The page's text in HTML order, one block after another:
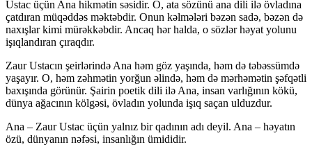
Ustac üçün Ana hikmətin səsidir. O, ata sözünü ana dili ilə övladına
çatdıran müqəddəs məktəbdir. Onun kəlmələri bəzən sadə, bəzən də
naxışlar kimi mürəkkəbdir. Ancaq hər halda, o sözlər həyat yolunu
işıqlandıran çıraqdır.
Zaur Ustacın şeirlərində Ana həm göz yaşında, həm də təbəssümdə
yaşayır. O, həm zəhmətin yorğun əlində, həm də mərhəmətin şəfqətli
baxışında görünür. Şairin poetik dili ilə Ana, insan varlığının kökü,
dünya ağacının kölgəsi, övladın yolunda işıq saçan ulduzdur.
Ana – Zaur Ustac üçün yalnız bir qadının adı deyil. Ana – həyatın
özü, dünyanın nəfəsi, insanlığın ümididir.